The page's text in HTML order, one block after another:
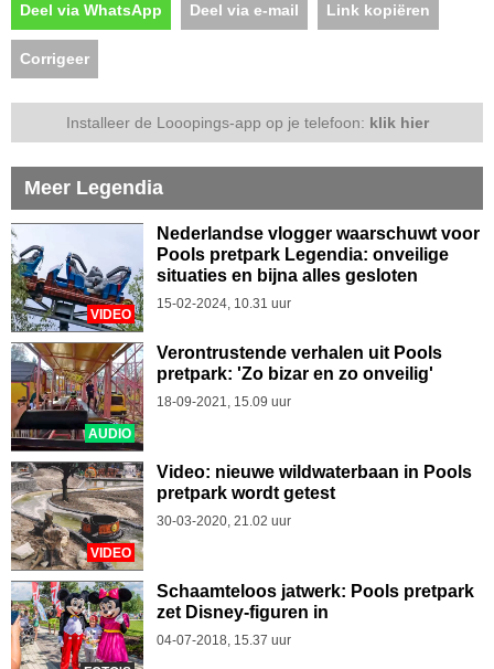
Deel via WhatsApp Deel via e-mail Link kopiëren
Corrigeer
Installeer de Looopings-app op je telefoon: klik hier
Meer Legendia
VIDEO
Nederlandse vlogger waarschuwt voor
Pools pretpark Legendia: onveilige
situaties en bijna alles gesloten
15-02-2024, 10.31 uur
AUDIO
Verontrustende verhalen uit Pools
pretpark: 'Zo bizar en zo onveilig'
18-09-2021, 15.09 uur
VIDEO
Video: nieuwe wildwaterbaan in Pools
pretpark wordt getest
30-03-2020, 21.02 uur
Schaamteloos jatwerk: Pools pretpark
zet Disney-figuren in
04-07-2018, 15.37 uur